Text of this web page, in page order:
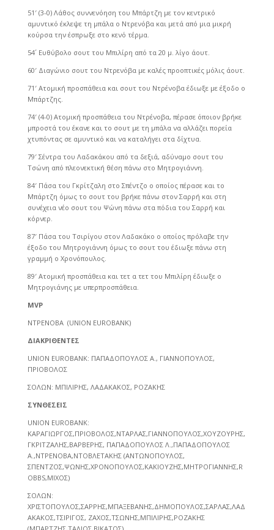
51′ (3-0) Λάθος συννενόηση του Μπάρτζη με τον κεντρικό
αμυντικό έκλεψε τη μπάλα ο Ντρενόβα και μετά από μια μικρή
κούρσα την έσπρωξε στο κενό τέρμα.
54´ Ευθύβολο σουτ του Μπιλίρη από τα 20 μ. λίγο άουτ.
60′ Διαγώνιο σουτ του Ντρενόβα με καλές προοπτικές μόλις άουτ.
71′ Ατομική προσπάθεια και σουτ του Ντρένοβα έδιωξε με έξοδο ο
Μπάρτζης.
74′ (4-0) Ατομική προσπάθεια του Ντρένοβα, πέρασε όποιον βρήκε
μπροστά του έκανε και το σουτ με τη μπάλα να αλλάζει πορεία
χτυπόντας σε αμυντικό και να καταλήγει στα δίχτυα.
79′ Σέντρα του Λαδακάκου από τα δεξιά, αδύναμο σουτ του
Τσώνη από πλεονεκτική θέση πάνω στο Μητρογιάννη.
84′ Πάσα του Γκρίτζαλη στο Σπέντζο ο οποίος πέρασε και το
Μπάρτζη όμως το σουτ του βρήκε πάνω στον Σαρρή και στη
συνέχεια νέο σουτ του Ψώνη πάνω στα πόδια του Σαρρή και
κόρνερ.
87′ Πάσα του Τσιρίγου στον Λαδακάκο ο οποίος πρόλαβε την
έξοδο του Μητρογιάννη όμως το σουτ του έδιωξε πάνω στη
γραμμή ο Χρονόπουλος.
89′ Ατομική προσπάθεια και τετ α τετ του Μπιλίρη έδιωξε ο
Μητρογιάνης με υπερπροσπάθεια.
MVP
ΝΤΡΕΝΟΒΑ (UNION EUROBANK)
ΔΙΑΚΡΙΘΕΝΤΕΣ
UNION EUROBANK: ΠΑΠΑΔΟΠΟΥΛΟΣ Α., ΓΙΑΝΝΟΠΟΥΛΟΣ,
ΠΡΙΟΒΟΛΟΣ
ΣΟΛΩΝ: ΜΠΙΛΙΡΗΣ, ΛΑΔΑΚΑΚΟΣ, ΡΟΖΑΚΗΣ
ΣΥΝΘΕΣΕΙΣ
UNION EUROBANK:
ΚΑΡΑΓΙΩΡΓΟΣ,ΠΡΙΟΒΟΛΟΣ,ΝΤΑΡΛΑΣ,ΓΙΑΝΝΟΠΟΥΛΟΣ,ΧΟΥΖΟΥΡΗΣ,
ΓΚΡΙΤΖΑΛΗΣ,ΒΑΡΒΕΡΗΣ, ΠΑΠΑΔΟΠΟΥΛΟΣ Λ.,ΠΑΠΑΔΟΠΟΥΛΟΣ
Α.,ΝΤΡΕΝΟΒΑ,ΝΤΟΒΛΕΤΑΚΗΣ (ΑΝΤΩΝΟΠΟΥΛΟΣ,
ΣΠΕΝΤΖΟΣ,ΨΩΝΗΣ,ΧΡΟΝΟΠΟΥΛΟΣ,ΚΑΚΙΟΥΖΗΣ,ΜΗΤΡΟΓΙΑΝΝΗΣ,R
OBBS,ΜΙΧΟΣ)
ΣΟΛΩΝ:
ΧΡΙΣΤΟΠΟΥΛΟΣ,ΣΑΡΡΗΣ,ΜΠΑΞΕΒΑΝΗΣ,ΔΗΜΟΠΟΥΛΟΣ,ΣΑΡΛΑΣ,ΛΑΔ
ΑΚΑΚΟΣ,ΤΣΙΡΙΓΟΣ, ΖΑΧΟΣ,ΤΣΩΝΗΣ,ΜΠΙΛΙΡΗΣ,ΡΟΖΑΚΗΣ